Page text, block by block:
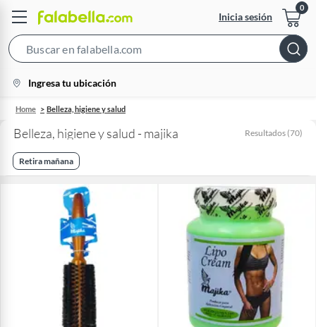
Inicia sesión
Bar
location-
icon
Ingresa tu ubicación
Home Belleza, higiene y salud
Belleza, higiene y salud - majika Resultados (70)
Retira mañana